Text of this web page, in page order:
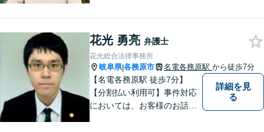
ます。より良い解決ができる
ようサポートしたいと考えて
おります。
花光 勇亮 弁護士
花光総合法律事務所
岐阜県|各務原市 名電各務原駅 から徒歩7分
【名電各務原駅 徒歩7分】
【分割払い利用可】事件対応
においては、お客様のお話を
詳細を見
る